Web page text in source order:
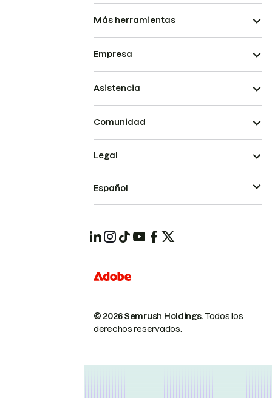
Más herramientas
Empresa
Asistencia
Comunidad
© 2026 Semrush Holdings.Todos los
derechos reservados.
Legal
Español